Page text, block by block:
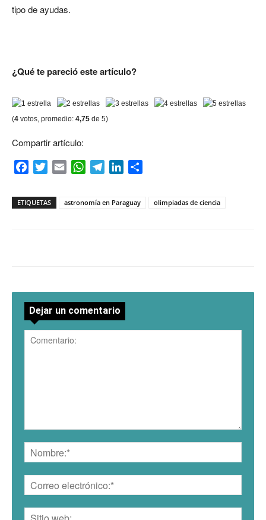
tipo de ayudas.
¿Qué te pareció este artículo?
(4 votos, promedio: 4,75 de 5)
Compartir artículo:
FacebookTwitterEmail WhatsAppTelegramLinkedIn
ETIQUETAS astronomía en Paraguay olimpiadas de ciencia
Dejar un comentario